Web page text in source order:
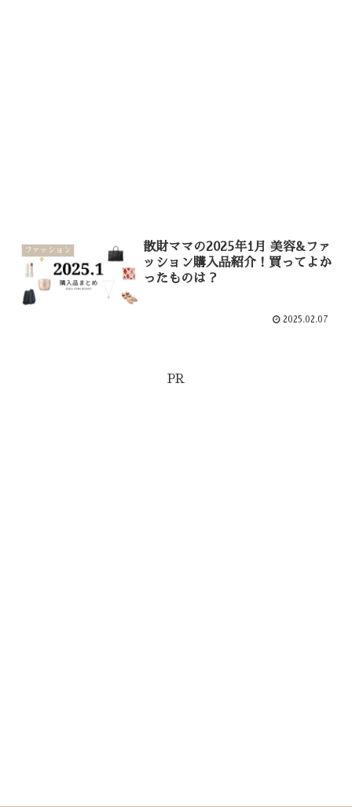
ファッション
散財ママの2025年1月 美容&ファ
ッション購入品紹介！買ってよか
ったものは？
2025.02.07
PR